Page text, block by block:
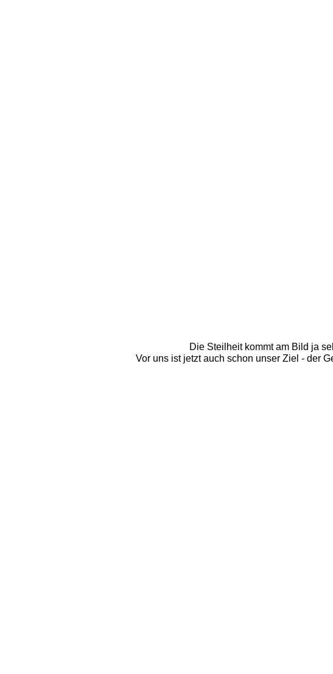
Die Steilheit kommt am Bild ja
Vor uns ist jetzt auch schon unser Ziel - der